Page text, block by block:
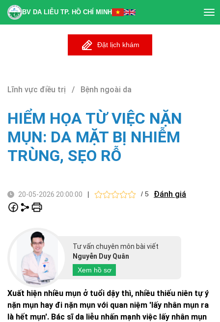
BV DA LIỄU TP. HỒ CHÍ MINH
Đặt lịch khám
Lĩnh vực điều trị / Bệnh ngoài da
HIỂM HỌA TỪ VIỆC NẶN
MỤN: DA MẶT BỊ NHIỄM
TRÙNG, SẸO RỖ
20-05-2026 20:00:00 | / 5 Đánh giá
Tư vấn chuyên môn bài viết
Nguyễn Duy Quân
Xem hồ sơ
Xuất hiện nhiều mụn ở tuổi dậy thì, nhiều thiếu niên tự ý
nặn mụn hay đi nặn mụn với quan niệm 'lấy nhân mụn ra
là hết mụn'. Bác sĩ da liễu nhấn mạnh việc lấy nhân mụn